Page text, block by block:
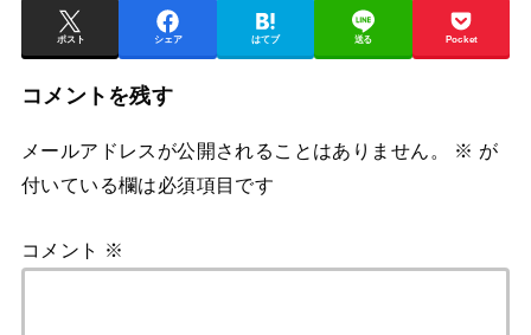
ポスト シェア はてブ 送る Pocket
コメントを残す
メールアドレスが公開されることはありません。 ※ が
付いている欄は必須項目です
コメント ※